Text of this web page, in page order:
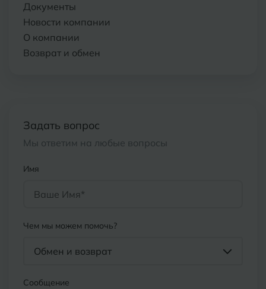
Документы
Новости компании
О компании
Возврат и обмен
Задать вопрос
Мы ответим на любые вопросы
Имя
Чем мы можем помочь?
Сообщение